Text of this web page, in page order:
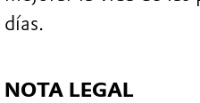
días.
NOTA LEGAL